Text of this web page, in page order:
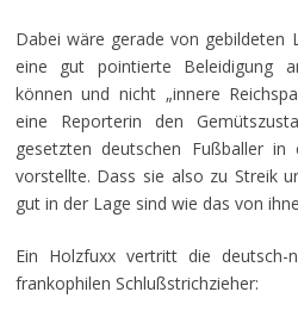
Dabei wäre gerade von gebildeten
eine gut pointierte Beleidigung
können und nicht „innere
eine Reporterin den
gesetzten deutschen Fußballer in
vorstellte. Dass sie also zu Streik
gut in der Lage sind wie das von
Ein Holzfuxx vertritt die deutsch-
frankophilen Schlußstrichzieher: